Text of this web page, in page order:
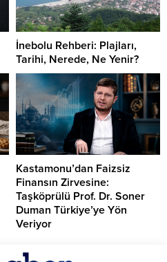
İnebolu Rehberi: Plajları,
Tarihi, Nerede, Ne Yenir?
Kastamonu’dan Faizsiz
Finansın Zirvesine:
Taşköprülü Prof. Dr. Soner
Duman Türkiye’ye Yön
Veriyor